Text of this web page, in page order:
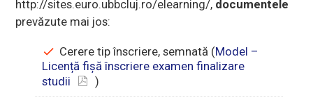
http://sites.euro.ubbcluj.ro/elearning/, documentele
prevăzute mai jos:
Cerere tip înscriere, semnată (Model –
Licență fișă înscriere examen finalizare
studii
)